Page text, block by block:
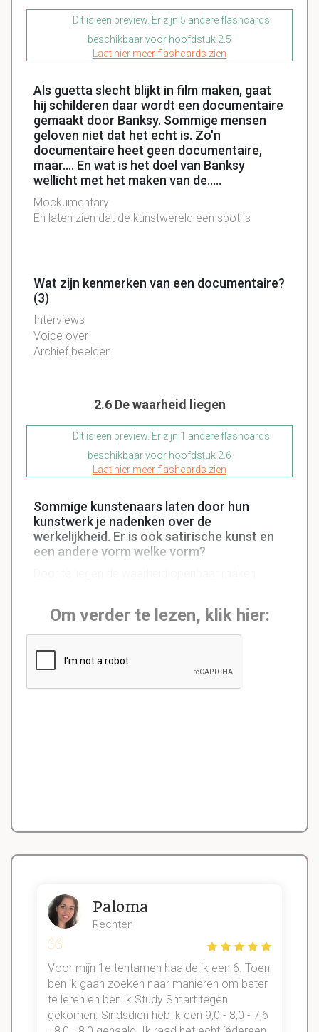
Dit is een preview. Er zijn 5 andere flashcards
beschikbaar voor hoofdstuk 2.5
Laat hier meer flashcards zien
Als guetta slecht blijkt in film maken, gaat
hij schilderen daar wordt een documentaire
gemaakt door Banksy. Sommige mensen
geloven niet dat het echt is. Zo'n
documentaire heet geen documentaire,
maar.... En wat is het doel van Banksy
wellicht met het maken van de.....
Mockumentary
En laten zien dat de kunstwereld een spot is
Wat zijn kenmerken van een documentaire?
(3)
Interviews
Voice over
Archief beelden
2.6 De waarheid liegen
Dit is een preview. Er zijn 1 andere flashcards
beschikbaar voor hoofdstuk 2.6
Laat hier meer flashcards zien
Sommige kunstenaars laten door hun
kunstwerk je nadenken over de
werkelijkheid. Er is ook satirische kunst en
een andere vorm welke vorm?
Om verder te lezen, klik hier:
Paloma
Rechten
Voor mijn 1e tentamen haalde ik een 6. Toen
ben ik gaan zoeken naar manieren om beter
te leren en ben ik Study Smart tegen
gekomen. Sindsdien heb ik een 9,0 - 8,0 - 7,6